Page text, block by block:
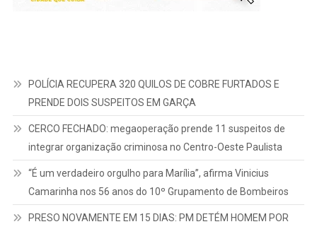
POLÍCIA RECUPERA 320 QUILOS DE COBRE FURTADOS E
PRENDE DOIS SUSPEITOS EM GARÇA
CERCO FECHADO: megaoperação prende 11 suspeitos de
integrar organização criminosa no Centro-Oeste Paulista
“É um verdadeiro orgulho para Marília”, afirma Vinicius
Camarinha nos 56 anos do 10º Grupamento de Bombeiros
PRESO NOVAMENTE EM 15 DIAS: PM DETÉM HOMEM POR